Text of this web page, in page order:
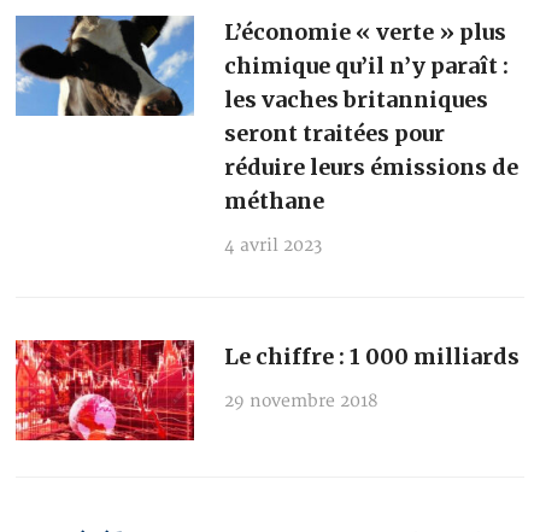
L’économie « verte » plus
chimique qu’il n’y paraît :
les vaches britanniques
seront traitées pour
réduire leurs émissions de
méthane
4 avril 2023
Le chiffre : 1 000 milliards
29 novembre 2018